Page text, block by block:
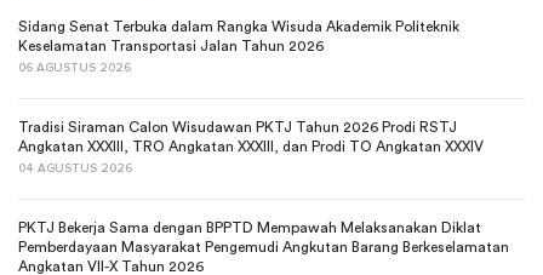
Sidang Senat Terbuka dalam Rangka Wisuda Akademik Politeknik
Keselamatan Transportasi Jalan Tahun 2026
06 AGUSTUS 2026
Tradisi Siraman Calon Wisudawan PKTJ Tahun 2026 Prodi RSTJ
Angkatan XXXIII, TRO Angkatan XXXIII, dan Prodi TO Angkatan XXXIV
04 AGUSTUS 2026
PKTJ Bekerja Sama dengan BPPTD Mempawah Melaksanakan Diklat
Pemberdayaan Masyarakat Pengemudi Angkutan Barang Berkeselamatan
Angkatan VII-X Tahun 2026